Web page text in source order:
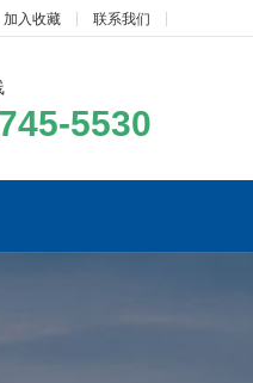
加入收藏 联系我们
5530